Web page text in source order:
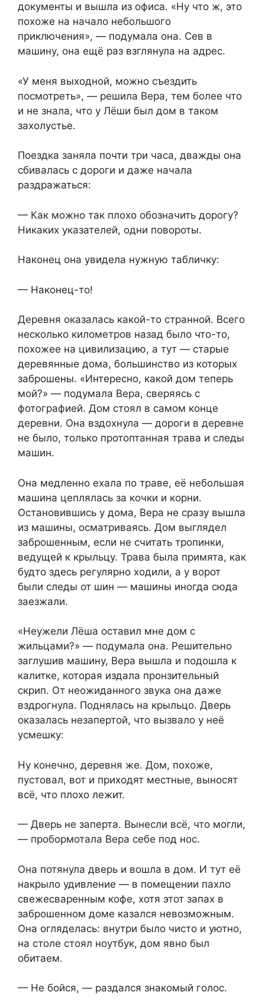
документы и вышла из офиса. «Ну что ж, это
похоже на начало небольшого
приключения», — подумала она. Сев в
машину, она ещё раз взглянула на адрес.
«У меня выходной, можно съездить
посмотреть», — решила Вера, тем более что
и не знала, что у Лёши был дом в таком
захолустье.
Поездка заняла почти три часа, дважды она
сбивалась с дороги и даже начала
раздражаться:
— Как можно так плохо обозначить дорогу?
Никаких указателей, одни повороты.
Наконец она увидела нужную табличку:
— Наконец-то!
Деревня оказалась какой-то странной. Всего
несколько километров назад было что-то,
похожее на цивилизацию, а тут — старые
деревянные дома, большинство из которых
заброшены. «Интересно, какой дом теперь
мой?» — подумала Вера, сверяясь с
фотографией. Дом стоял в самом конце
деревни. Она вздохнула — дороги в деревне
не было, только протоптанная трава и следы
машин.
Она медленно ехала по траве, её небольшая
машина цеплялась за кочки и корни.
Остановившись у дома, Вера не сразу вышла
из машины, осматриваясь. Дом выглядел
заброшенным, если не считать тропинки,
ведущей к крыльцу. Трава была примята, как
будто здесь регулярно ходили, а у ворот
были следы от шин — машины иногда сюда
заезжали.
«Неужели Лёша оставил мне дом с
жильцами?» — подумала она. Решительно
заглушив машину, Вера вышла и подошла к
калитке, которая издала пронзительный
скрип. От неожиданного звука она даже
вздрогнула. Поднялась на крыльцо. Дверь
оказалась незапертой, что вызвало у неё
усмешку:
Ну конечно, деревня же. Дом, похоже,
пустовал, вот и приходят местные, выносят
всё, что плохо лежит.
— Дверь не заперта. Вынесли всё, что могли,
— пробормотала Вера себе под нос.
Она потянула дверь и вошла в дом. И тут её
накрыло удивление — в помещении пахло
свежесваренным кофе, хотя этот запах в
заброшенном доме казался невозможным.
Она огляделась: внутри было чисто и уютно,
на столе стоял ноутбук, дом явно был
обитаем.
— Не бойся, — раздался знакомый голос.